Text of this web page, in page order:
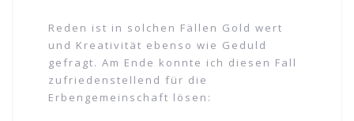
Reden ist in solchen Fällen Gold wert
und Kreativität ebenso wie Geduld
gefragt. Am Ende konnte ich diesen Fall
zufriedenstellend für die
Erbengemeinschaft lösen: